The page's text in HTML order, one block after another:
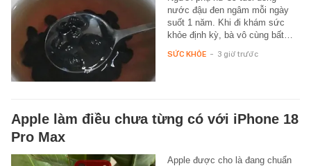
nước đậu đen ngâm mỗi ngày
suốt 1 năm. Khi đi khám sức
khỏe định kỳ, bà vô cùng bất…
SỨC KHỎE - 3 giờ trước
Apple làm điều chưa từng có với iPhone 18
Pro Max
Apple được cho là đang chuẩn